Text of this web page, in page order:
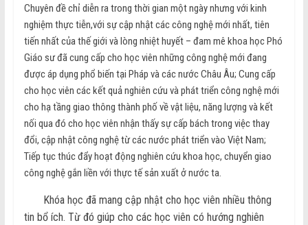
Chuyên đề chỉ diễn ra trong thời gian một ngày nhưng với kinh
nghiệm thực tiễn,với sự cập nhật các công nghệ mới nhất, tiên
tiến nhất của thế giới và lòng nhiệt huyết – đam mê khoa học Phó
Giáo sư đã cung cấp cho học viên những công nghệ mới đang
được áp dụng phổ biến tại Pháp và các nước Châu Âu; Cung cấp
cho học viên các kết quả nghiên cứu và phát triển công nghệ mới
cho hạ tầng giao thông thành phố về vật liệu, năng lượng và kết
nối qua đó cho học viên nhận thấy sự cấp bách trong việc thay
đổi, cập nhật công nghệ từ các nước phát triển vào Việt Nam;
Tiếp tục thúc đẩy hoạt động nghiên cứu khoa học, chuyển giao
công nghệ gắn liền với thực tế sản xuất ở nước ta.
Khóa học đã mang cập nhật cho học viên nhiều thông
tin bổ ích. Từ đó giúp cho các học viên có hướng nghiên